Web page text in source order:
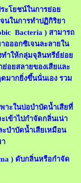
ะโยชน์ในการย่อย
นในการทำปฏิกิริยา
Bacteria ) สามารถ
อออกซิเจนละลายใน
ทำให้กลุ่มจุลินทรีย์ย่อย
อยสลายของเสียและ
มากยิ่งขึ้นนั่นเอง รวม
าะในบ่อบำบัดน้ำเสียที่
เข้าไปกำจัดกลิ่นเน่า
ะบำบัดน้ำเสียเหมือน
) ดับกลิ่นหรือกำจัด